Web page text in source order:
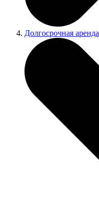
Долгосрочная аренда